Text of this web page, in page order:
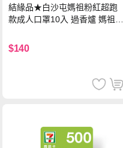
結緣品★白沙屯媽祖粉紅超跑
款成人口罩10入 過香爐 媽祖加
$140